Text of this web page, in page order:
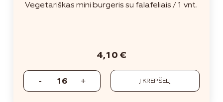
Vegetariškas mini burgeris su falafeliais / 1 vnt.
Į KREPŠELĮ
4,10 €